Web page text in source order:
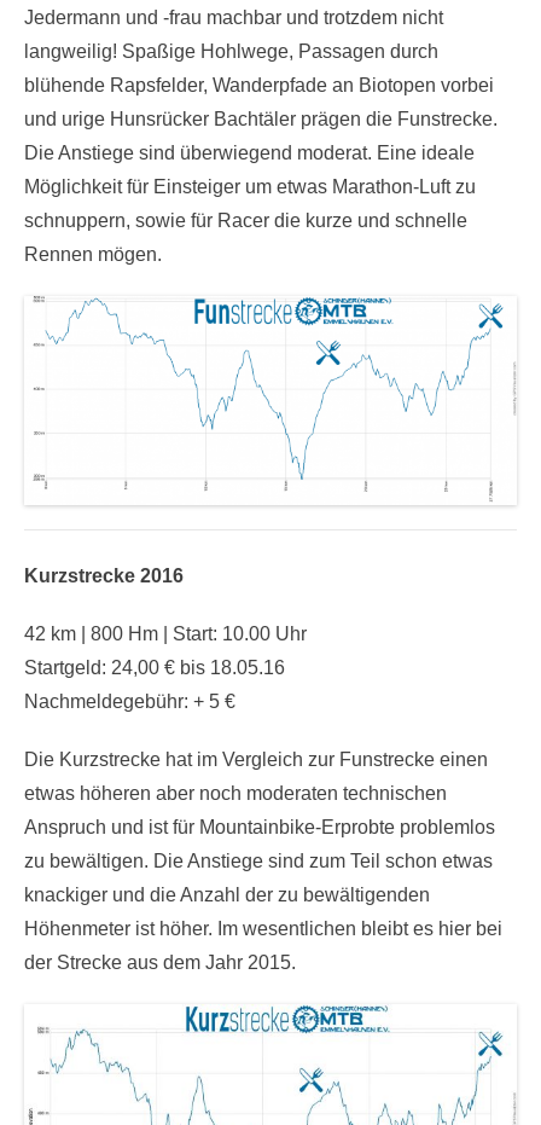
Jedermann und -frau machbar und trotzdem nicht
langweilig! Spaßige Hohlwege, Passagen durch
blühende Rapsfelder, Wanderpfade an Biotopen vorbei
und urige Hunsrücker Bachtäler prägen die Funstrecke.
Die Anstiege sind überwiegend moderat. Eine ideale
Möglichkeit für Einsteiger um etwas Marathon-Luft zu
schnuppern, sowie für Racer die kurze und schnelle
Rennen mögen.
Kurzstrecke 2016
42 km | 800 Hm | Start: 10.00 Uhr
Startgeld: 24,00 € bis 18.05.16
Nachmeldegebühr: + 5 €
Die Kurzstrecke hat im Vergleich zur Funstrecke einen
etwas höheren aber noch moderaten technischen
Anspruch und ist für Mountainbike-Erprobte problemlos
zu bewältigen. Die Anstiege sind zum Teil schon etwas
knackiger und die Anzahl der zu bewältigenden
Höhenmeter ist höher. Im wesentlichen bleibt es hier bei
der Strecke aus dem Jahr 2015.